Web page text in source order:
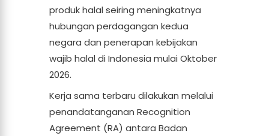
produk halal seiring meningkatnya
hubungan perdagangan kedua
negara dan penerapan kebijakan
wajib halal di Indonesia mulai Oktober
2026.
Kerja sama terbaru dilakukan melalui
penandatanganan Recognition
Agreement (RA) antara Badan